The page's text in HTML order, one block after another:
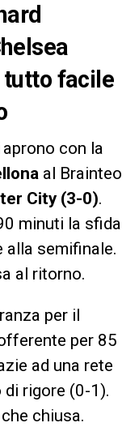
tutto facile
con la
al Brainteo
City (3-0).
minuti la sfida
alla semifinale.
al ritorno.
per il
per 85
ad una rete
di rigore (0-1).
chiusa.